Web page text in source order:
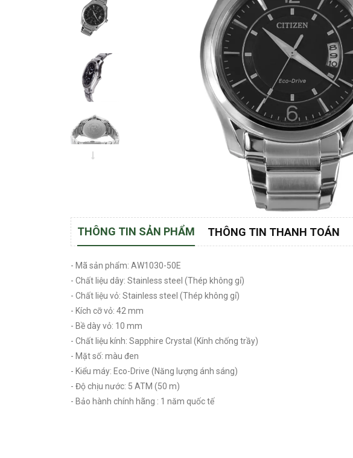
THÔNG TIN SẢN PHẨM THÔNG TIN THANH TOÁN
- Mã sản phẩm: AW1030-50E
- Chất liệu dây: Stainless steel (Thép không gỉ)
- Chất liệu vỏ: Stainless steel (Thép không gỉ)
- Kích cỡ vỏ: 42 mm
- Bề dày vỏ: 10 mm
- Chất liệu kính: Sapphire Crystal (Kính chống trầy)
- Mặt số: màu đen
- Kiểu máy: Eco-Drive (Năng lượng ánh sáng)
- Độ chịu nước: 5 ATM (50 m)
- Bảo hành chính hãng : 1 năm quốc tế